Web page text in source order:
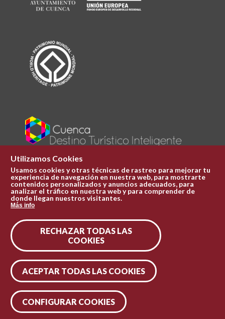
Plaza Mayor 1
969 241 051
ofi.turismo@cuenca.es
Síguenos en las redes
Utilizamos Cookies
Usamos cookies y otras técnicas de rastreo para mejorar tu
experiencia de navegación en nuestra web, para mostrarte
contenidos personalizados y anuncios adecuados, para
analizar el tráfico en nuestra web y para comprender de
donde llegan nuestros visitantes.
Más info
RECHAZAR TODAS LAS
COOKIES
ACEPTAR TODAS LAS COOKIES
CONFIGURAR COOKIES